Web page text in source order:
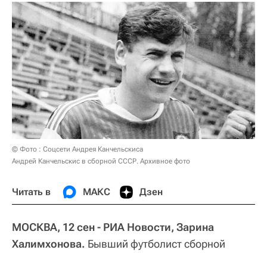
© Фото : Соцсети Андрея Канчельскиса
Андрей Канчельскис в сборной СССР. Архивное фото
Читать в МАКС Дзен
МОСКВА, 12 сен - РИА Новости, Зарина
Халимхонова. Бывший футболист сборной